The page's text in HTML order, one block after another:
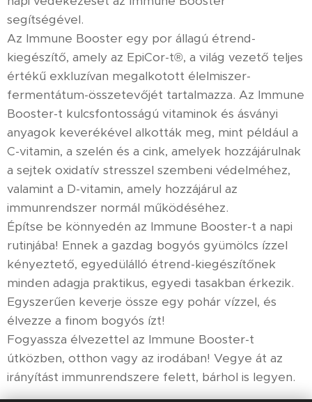
segítségével.
Az Immune Booster egy por állagú étrend-
kiegészítő, amely az EpiCor-t®, a világ vezető teljes
értékű exkluzívan megalkotott élelmiszer-
fermentátum-összetevőjét tartalmazza. Az Immune
Booster-t kulcsfontosságú vitaminok és ásványi
anyagok keverékével alkották meg, mint például a
C-vitamin, a szelén és a cink, amelyek hozzájárulnak
a sejtek oxidatív stresszel szembeni védelméhez,
valamint a D-vitamin, amely hozzájárul az
immunrendszer normál működéséhez.
Építse be könnyedén az Immune Booster-t a napi
rutinjába! Ennek a gazdag bogyós gyümölcs ízzel
kényeztető, egyedülálló étrend-kiegészítőnek
minden adagja praktikus, egyedi tasakban érkezik.
Egyszerűen keverje össze egy pohár vízzel, és
élvezze a finom bogyós ízt!
Fogyassza élvezettel az Immune Booster-t
útközben, otthon vagy az irodában! Vegye át az
irányítást immunrendszere felett, bárhol is legyen.